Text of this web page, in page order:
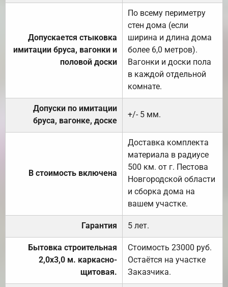
Допускается стыковка
имитации бруса, вагонки и
половой доски
По всему периметру
стен дома (если
ширина и длина дома
более 6,0 метров).
Вагонки и доски пола
в каждой отдельной
комнате.
Допуски по имитации
бруса, вагонке, доске
+/- 5 мм.
В стоимость включена
Доставка комплекта
материала в радиусе
500 км. от г. Пестова
Новгородской области
и сборка дома на
вашем участке.
Гарантия 5 лет.
Бытовка строительная
2,0х3,0 м. каркасно-
щитовая.
Стоимость 23000 руб.
Остаётся на участке
Заказчика.